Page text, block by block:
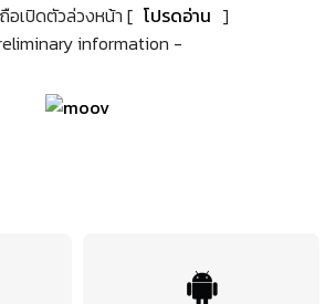
อเปิดตัวล่วงหน้า [ โปรดอ่าน ]
information -